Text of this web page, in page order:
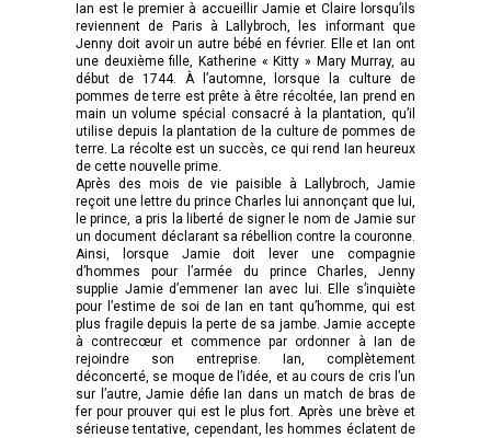
Ian est le premier à accueillir Jamie et Claire lorsqu’ils
reviennent de Paris à Lallybroch, les informant que
Jenny doit avoir un autre bébé en février. Elle et Ian ont
une deuxième fille, Katherine « Kitty » Mary Murray, au
début de 1744. À l’automne, lorsque la culture de
pommes de terre est prête à être récoltée, Ian prend en
main un volume spécial consacré à la plantation, qu’il
utilise depuis la plantation de la culture de pommes de
terre. La récolte est un succès, ce qui rend Ian heureux
de cette nouvelle prime.
Après des mois de vie paisible à Lallybroch, Jamie
reçoit une lettre du prince Charles lui annonçant que lui,
le prince, a pris la liberté de signer le nom de Jamie sur
un document déclarant sa rébellion contre la couronne.
Ainsi, lorsque Jamie doit lever une compagnie
d’hommes pour l’armée du prince Charles, Jenny
supplie Jamie d’emmener Ian avec lui. Elle s’inquiète
pour l’estime de soi de Ian en tant qu’homme, qui est
plus fragile depuis la perte de sa jambe. Jamie accepte
à contrecœur et commence par ordonner à Ian de
rejoindre son entreprise. Ian, complètement
déconcerté, se moque de l’idée, et au cours de cris l’un
sur l’autre, Jamie défie Ian dans un match de bras de
fer pour prouver qui est le plus fort. Après une brève et
sérieuse tentative, cependant, les hommes éclatent de